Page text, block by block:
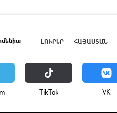
ԼՈՒՐԵՐ ՀԱՅԱՍՏԱՆ
ТikТоk VK